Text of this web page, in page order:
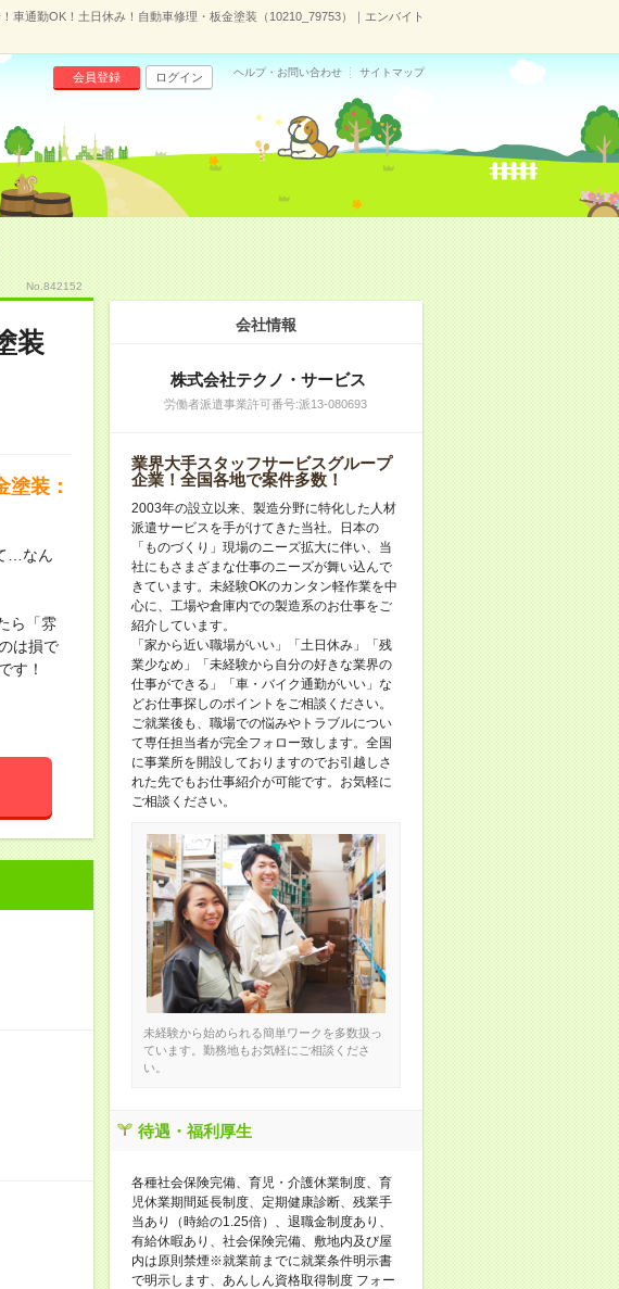
車通勤OK！土日休み！自動車修理・板金塗装（10210_79753）｜エンバイト
会員登録 ログイン ヘルプ・お問い合わせ サイトマップ
No.842152
装
装：
…なん
ら「雰
は損で
す！
会社情報
株式会社テクノ・サービス
労働者派遣事業許可番号:派13-080693
業界大手スタッフサービスグループ
企業！全国各地で案件多数！
2003年の設立以来、製造分野に特化した人材
派遣サービスを手がけてきた当社。日本の
「ものづくり」現場のニーズ拡大に伴い、当
社にもさまざまな仕事のニーズが舞い込んで
きています。未経験OKのカンタン軽作業を中
心に、工場や倉庫内での製造系のお仕事をご
紹介しています。
「家から近い職場がいい」「土日休み」「残
業少なめ」「未経験から自分の好きな業界の
仕事ができる」「車・バイク通勤がいい」な
どお仕事探しのポイントをご相談ください。
ご就業後も、職場での悩みやトラブルについ
て専任担当者が完全フォロー致します。全国
に事業所を開設しておりますのでお引越しさ
れた先でもお仕事紹介が可能です。お気軽に
ご相談ください。
未経験から始められる簡単ワークを多数扱っ
ています。勤務地もお気軽にご相談くださ
い。
待遇・福利厚生
各種社会保険完備、育児・介護休業制度、育
児休業期間延長制度、定期健康診断、残業手
当あり（時給の1.25倍）、退職金制度あり、
有給休暇あり、社会保険完備、敷地内及び屋
内は原則禁煙※就業前までに就業条件明示書
で明示します、あんしん資格取得制度 フォー